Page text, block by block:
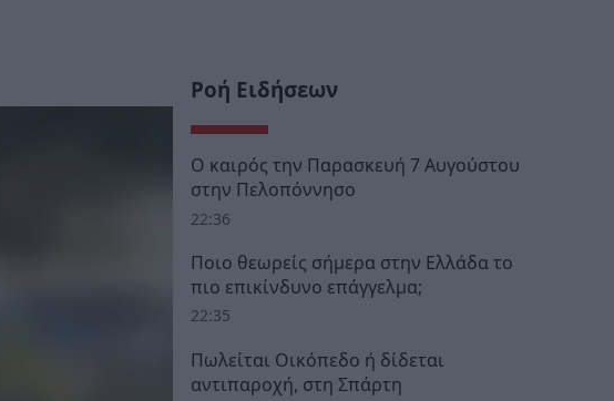
Ροή Ειδήσεων
Ο καιρός την Παρασκευή 7 Αυγούστου
στην Πελοπόννησο
22:36
Ποιο θεωρείς σήμερα στην Ελλάδα το
πιο επικίνδυνο επάγγελμα;
22:35
Πωλείται Οικόπεδο ή δίδεται
αντιπαροχή, στη Σπάρτη